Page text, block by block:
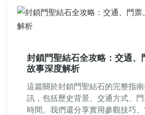
封鎖門聖結石全攻略：交通、
故事深度解析
這篇關於封鎖門聖結石的完整指
訊，包括歷史背景、交通方式、
時間。我們還分享實用參觀技巧